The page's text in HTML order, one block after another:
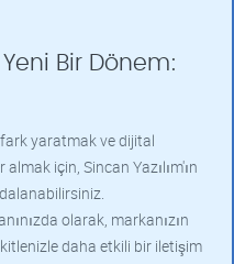
Bir Dönem:
yaratmak ve dijital
için, Sincan Yazılım'ın
olarak, markanızın
daha etkili bir iletişim